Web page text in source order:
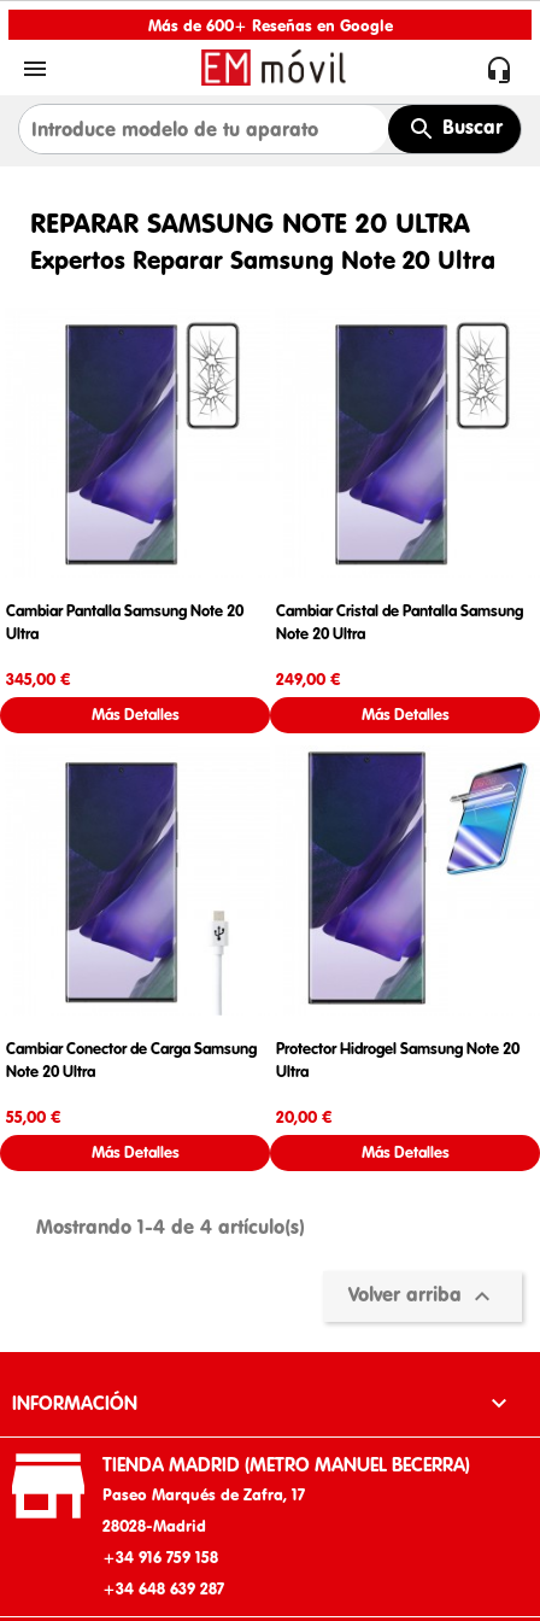
Más de 600+ Reseñas en Google
 
Buscar
REPARAR SAMSUNG NOTE 20 ULTRA
Expertos Reparar Samsung Note 20 Ultra
Cambiar Pantalla Samsung Note 20
Ultra
345,00 €
Más Detalles
Cambiar Cristal de Pantalla Samsung
Note 20 Ultra
249,00 €
Más Detalles
Cambiar Conector de Carga Samsung
Note 20 Ultra
55,00 €
Más Detalles
Protector Hidrogel Samsung Note 20
Ultra
20,00 €
Más Detalles
Mostrando 1-4 de 4 artículo(s)
Volver arriba 
INFORMACIÓN 
 TIENDA MADRID (METRO MANUEL BECERRA)
Paseo Marqués de Zafra, 17
28028-Madrid
+34 916 759 158
+34 648 639 287